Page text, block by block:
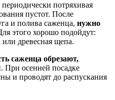
потряхивая
пустот. После
и полива саженца, нужно
этого хорошо подойдут:
древесная щепа.
саженца обрезают,
. При осенней посадке
и проводят до распускания